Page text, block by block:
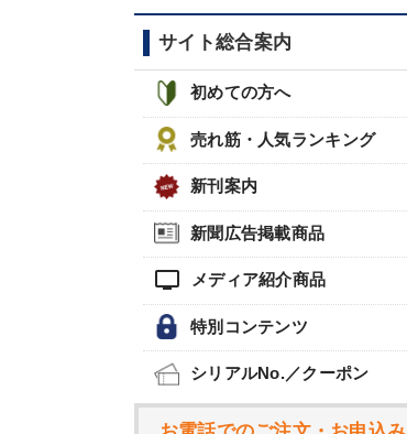
サイト総合案内
初めての方へ
売れ筋・人気ランキング
新刊案内
新聞広告掲載商品
tv メディア紹介商品
特別コンテンツ
シリアルNo.／クーポン